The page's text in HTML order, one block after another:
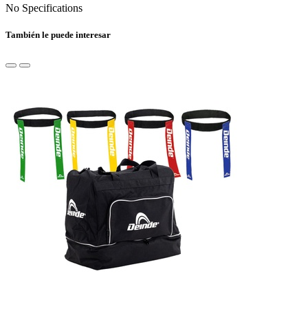
No Specifications
También le puede interesar